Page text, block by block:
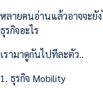
หลายคนอ่านแล้วอาจจะยั
ธุรกิจอะไร
เรามาดูกันไปทีละตัว..
1. ธุรกิจ Mobility